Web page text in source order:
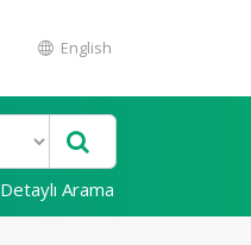
English
Detaylı Arama